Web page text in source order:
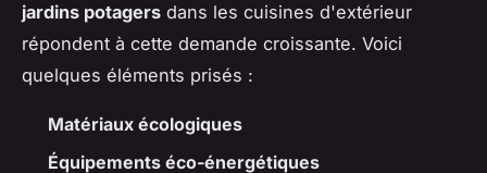
jardins potagers dans les cuisines d'extérieur
répondent à cette demande croissante. Voici
quelques éléments prisés :
Matériaux écologiques
Équipements éco-énergétiques